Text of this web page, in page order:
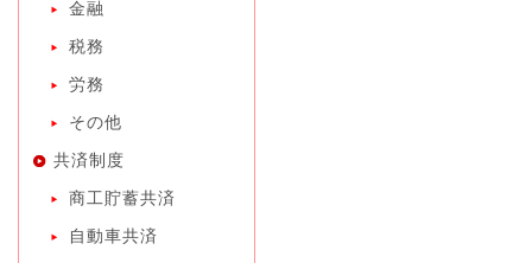
金融
税務
労務
その他
共済制度
商工貯蓄共済
自動車共済